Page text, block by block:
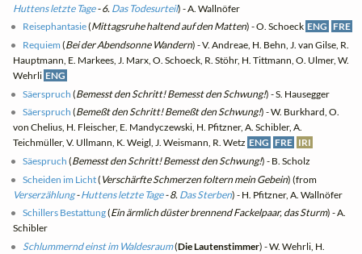
Huttens letzte Tage- 6. Das Todesurteil) - A. Wallnöfer
Reisephantasie(Mittagsruhe haltend auf den Matten) - O. Schoeck ENG FRE
Requiem (Bei der Abendsonne Wandern) - V. Andreae, H. Behn, J. van Gilse, R.
Hauptmann, E. Markees, J. Marx, O. Schoeck, R. Stöhr, H. Tittmann, O. Ulmer, W.
Wehrli ENG
Säerspruch (Bemesst den Schritt! Bemesst den Schwung!) - S. Hausegger
Säerspruch (Bemeßt den Schritt! Bemeßt den Schwung!) - W. Burkhard, O.
von Chelius, H. Fleischer, E. Mandyczewski, H. Pfitzner, A. Schibler, A.
Teichmüller, V. Ullmann, K. Weigl, J. Weismann, R. Wetz ENG FRE IRI
Säespruch (Bemesst den Schritt! Bemesst den Schwung!) - B. Scholz
Scheiden im Licht( Verschärfte Schmerzen foltern mein Gebein) (from
Verserzählung-Huttens letzte Tage- 8. Das Sterben) - H. Pfitzner, A. Wallnöfer
Schillers Bestattung(Ein ärmlich düster brennend Fackelpaar, das Sturm) - A.
Schibler
Schlummernd einst im Waldesraum(Die Lautenstimmer) - W. Wehrli, H.